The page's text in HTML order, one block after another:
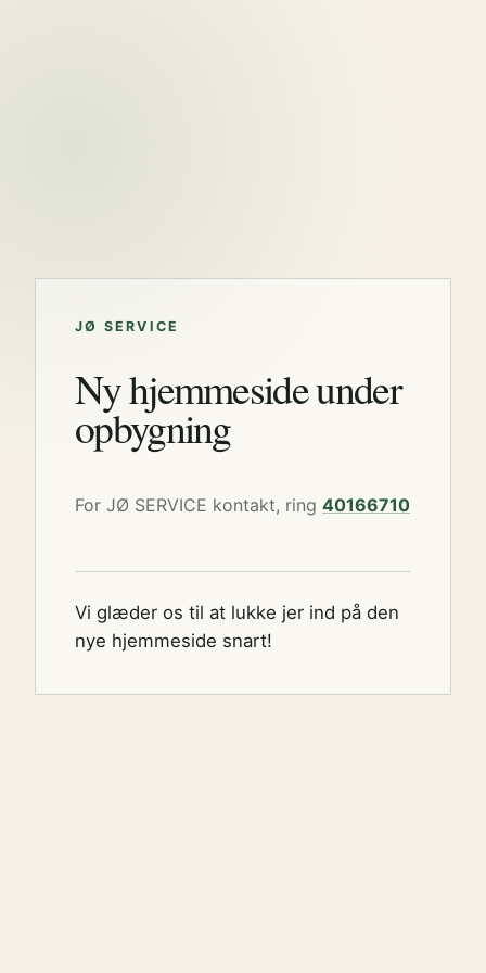
JØ SERVICE
Ny hjemmeside under
opbygning
For JØ SERVICE kontakt, ring 40166710
Vi glæder os til at lukke jer ind på den
nye hjemmeside snart!